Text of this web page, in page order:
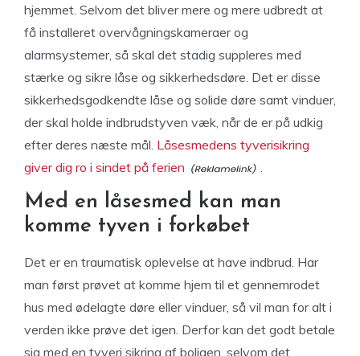
hjemmet. Selvom det bliver mere og mere udbredt at
få installeret overvågningskameraer og
alarmsystemer, så skal det stadig suppleres med
stærke og sikre låse og sikkerhedsdøre. Det er disse
sikkerhedsgodkendte låse og solide døre samt vinduer,
der skal holde indbrudstyven væk, når de er på udkig
efter deres næste mål. Låsesmedens tyverisikring
giver dig ro i sindet på ferien
.
Med en låsesmed kan man
komme tyven i forkøbet
Det er en traumatisk oplevelse at have indbrud. Har
man først prøvet at komme hjem til et gennemrodet
hus med ødelagte døre eller vinduer, så vil man for alt i
verden ikke prøve det igen. Derfor kan det godt betale
sig med en tyveri sikring af boligen, selvom det